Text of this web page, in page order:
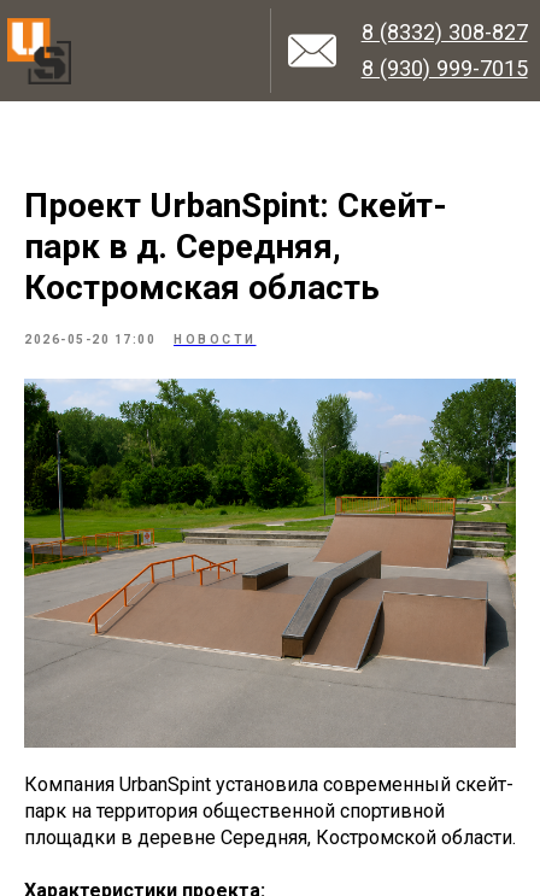
8 (8332) 308-827
8 (930) 999-7015
Проект UrbanSpint: Скейт-
парк в д. Середняя,
Костромская область
2026-05-20 17:00 НОВОСТИ
Компания UrbanSpint установила современный скейт-
парк на территория общественной спортивной
площадки в деревне Середняя, Костромской области.
Характеристики проекта: